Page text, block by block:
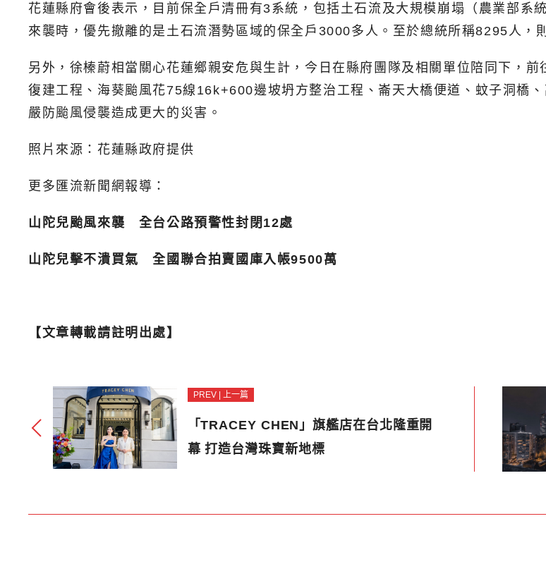
花蓮縣府會後表示，目前保全戶清冊有3系統，包括土石流及大規模崩塌（農業部系
來襲時，優先撤離的是土石流潛勢區域的保全戶3000多人。至於總統所稱8295人，
另外，徐榛蔚相當關心花蓮鄉親安危與生計，今日在縣府團隊及相關單位陪同下，
復建工程、海葵颱風花75線16k+600邊坡坍方整治工程、崙天大橋便道、蚊子洞橋
嚴防颱風侵襲造成更大的災害。
照片來源：花蓮縣政府提供
更多匯流新聞網報導：
山陀兒颱風來襲 全台公路預警性封閉12處
山陀兒擊不潰買氣 全國聯合拍賣國庫入帳9500萬
【文章轉載請註明出處】
PREV | 上一篇
「TRACEY CHEN」旗艦店在台北隆重開
幕 打造台灣珠寶新地標